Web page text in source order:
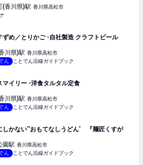
(香川県)駅 香川県高松市
ずめ／とりかご -自社製造 クラフトビール
川県)駅 香川県高松市
ん
ことでん沿線ガイドブック
マイリー -洋食タルタル定食
川県)駅 香川県高松市
ん
ことでん沿線ガイドブック
しかない''おもてなしうどん' 『麺匠くすが
園駅 香川県高松市
ん
ことでん沿線ガイドブック